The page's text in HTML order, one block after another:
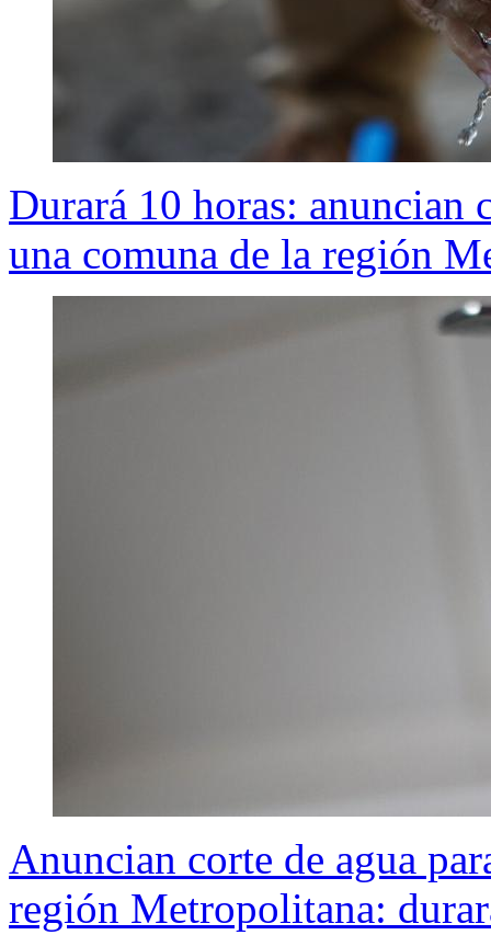
Durará 10 horas: anuncian
una comuna de la región
Anuncian corte de agua
región Metropolitana: